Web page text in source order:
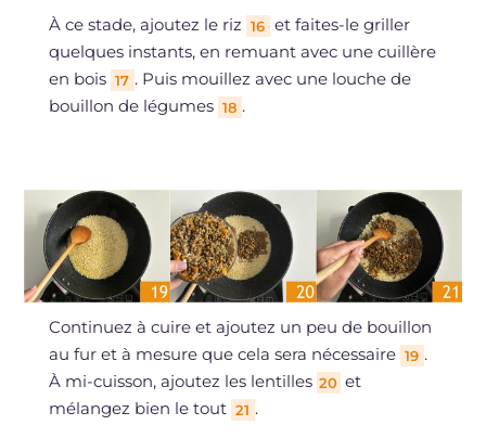
À ce stade, ajoutez le riz 16 et faites-le griller
quelques instants, en remuant avec une cuillère
en bois 17 . Puis mouillez avec une louche de
bouillon de légumes 18 .
Continuez à cuire et ajoutez un peu de bouillon
au fur et à mesure que cela sera nécessaire 19 .
À mi-cuisson, ajoutez les lentilles 20 et
mélangez bien le tout 21 .